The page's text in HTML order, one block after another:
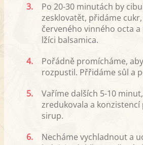
3.
Po 20-30 minutách by
zesklovatět, přidáme
červeného vinného octa
lžíci balsamica.
4.
Pořádně promícháme,
rozpustil. Přřidáme sůl a
5.
Vaříme dalších 5-10
zredukovala a
sirup.
6.
Necháme vychladnout a